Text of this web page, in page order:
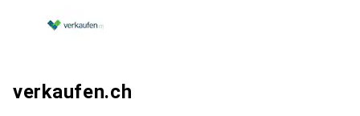
verkaufen.ch